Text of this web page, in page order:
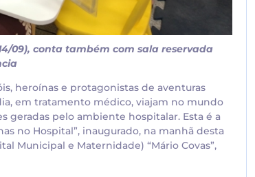
09), conta também com sala reservada
heroínas e protagonistas de aventuras
em tratamento médico, viajam no mundo
geradas pelo ambiente hospitalar. Esta é a
no Hospital”, inaugurado, na manhã desta
Municipal e Maternidade) “Mário Covas”,